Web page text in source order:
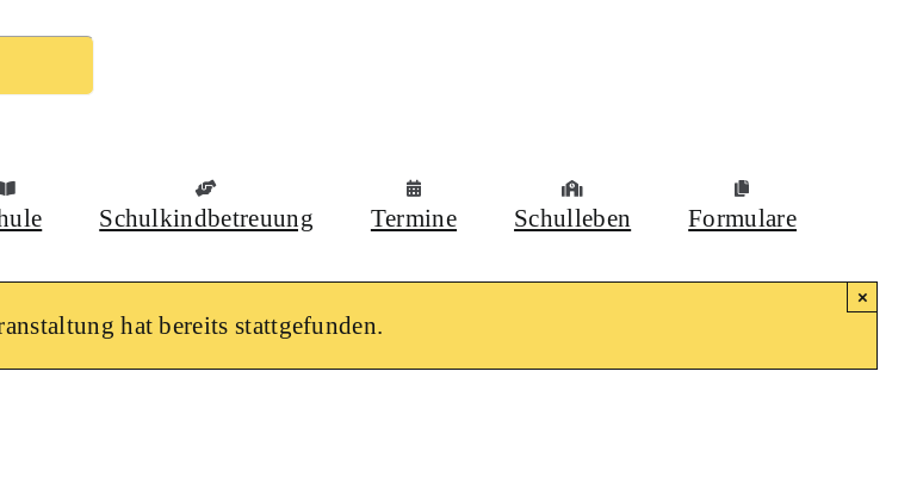
Schulkindbetreuung Termine Schulleben Formulare
hat bereits stattgefunden.
×